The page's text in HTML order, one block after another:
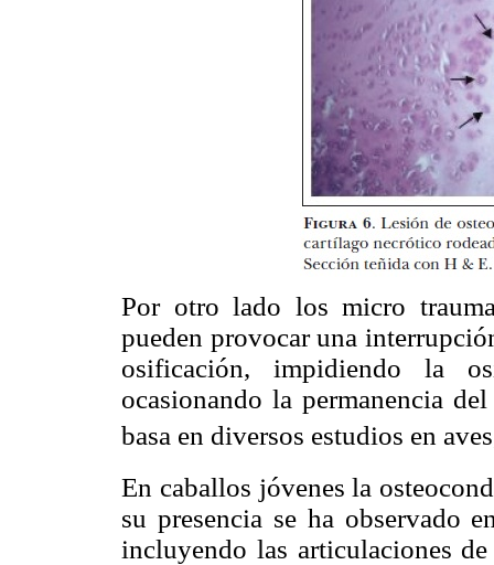
Por otro lado los micro
pueden provocar una
osificación, impidiendo la
ocasionando la permanencia
basa en diversos estudios en
En caballos jóvenes la
su presencia se ha observado
incluyendo las articulaciones